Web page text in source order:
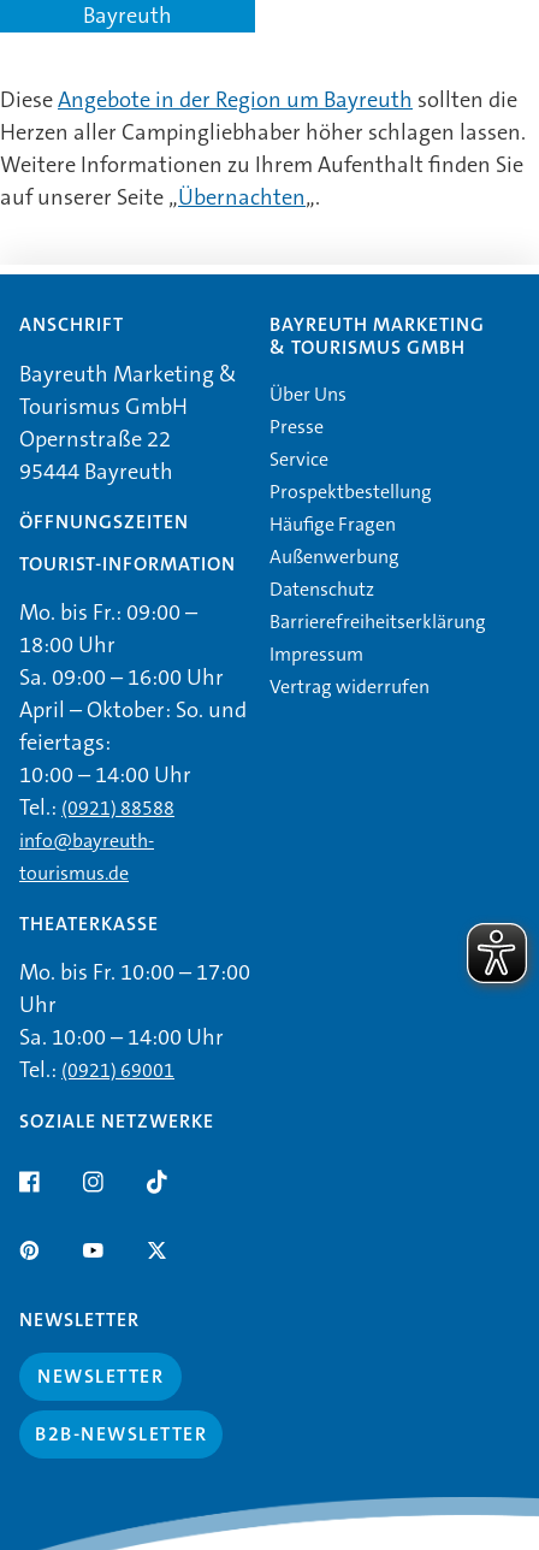
Bayreuth
DieseAngebote in der Region um Bayreuth sollten die
Herzen aller Campingliebhaber höher schlagen lassen.
Weitere Informationen zu Ihrem Aufenthalt finden Sie
auf unserer Seite „Übernachten„.
ANSCHRIFT
Bayreuth Marketing &
Tourismus GmbH
Opernstraße 22
95444 Bayreuth
ÖFFNUNGSZEITEN
TOURIST-INFORMATION
Mo. bis Fr.: 09:00 –
18:00 Uhr
Sa. 09:00 – 16:00 Uhr
April – Oktober: So. und
feiertags:
10:00 – 14:00 Uhr
Tel.: (0921) 88588
info@bayreuth-
tourismus.de
THEATERKASSE
Mo. bis Fr. 10:00 – 17:00
Uhr
Sa. 10:00 – 14:00 Uhr
Tel.: (0921) 69001
SOZIALE NETZWERKE
BAYREUTH MARKETING
& TOURISMUS GMBH
Über Uns
Presse
Service
Prospektbestellung
Häufige Fragen
Außenwerbung
Datenschutz
Barrierefreiheitserklärung
Impressum
Vertrag widerrufen
NEWSLETTER
NEWSLETTER
B2B-NEWSLETTER